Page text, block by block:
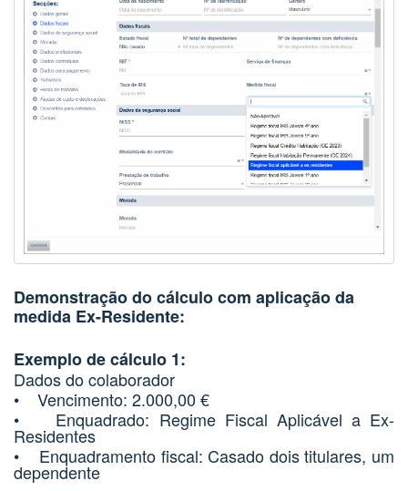
Demonstração do cálculo com aplicação da
medida Ex-Residente:
Exemplo de cálculo 1:
Dados do colaborador
• Vencimento: 2.000,00 €
• Enquadrado: Regime Fiscal Aplicável a Ex-
Residentes
• Enquadramento fiscal: Casado dois titulares, um
dependente